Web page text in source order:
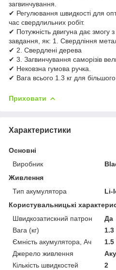
загвинчування.
✔ Регулювання швидкості для
час свердлильних робіт.
✔ Потужність двигуна дає змогу з
завдання, як: 1. Свердління
✔ 2. Свердлені дерева
✔ 3. Загвинчування саморізів
✔ Нековзна гумова ручка.
✔ Вага всього 1.3 кг для
Приховати
Характеристики
Основні
Виробник
Живлення
Тип акумулятора
Li-
Користувальницькі
Швидкозатискний патрон
Да
Вага (кг)
1.3
Ємність акумулятора, Ач
1.5
Джерело живлення
Кількість швидкостей
2